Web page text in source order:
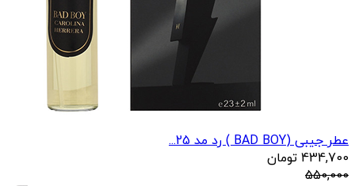
عطر جیبی (BAD BOY ) رد مد 25...
434,700 تومان
550,000